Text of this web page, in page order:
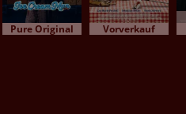
Pure Original Vorverkauf